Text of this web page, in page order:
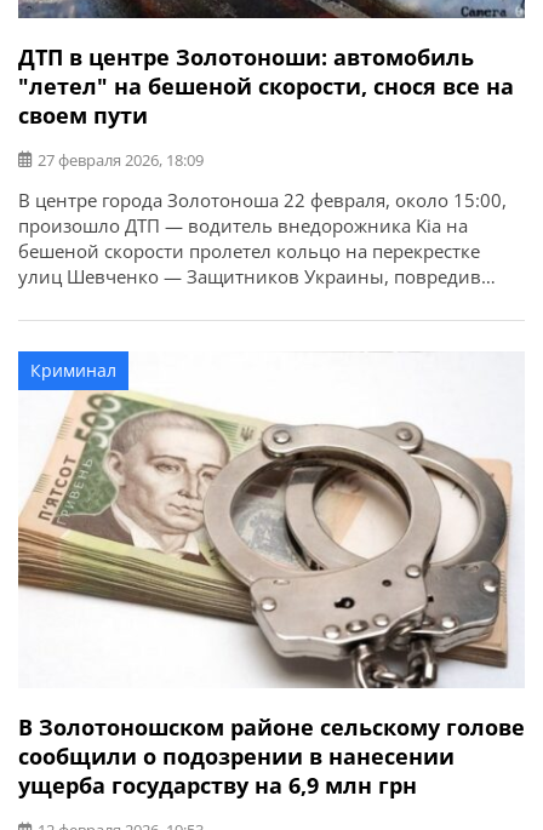
ДТП в центре Золотоноши: автомобиль
"летел" на бешеной скорости, снося все на
своем пути
27 февраля 2026, 18:09
В центре города Золотоноша 22 февраля, около 15:00,
произошло ДТП — водитель внедорожника Kia на
бешеной скорости пролетел кольцо на перекрестке
улиц Шевченко — Защитников Украины, повредив
знаки. Об этом сообщил заместитель городского головы
Золотоноши Александр Флоренко. Ему чудом удалось
не задеть другие автомобили, которые двигались по
центральной улице, […]
Криминал
В Золотоношском районе сельскому голове
сообщили о подозрении в нанесении
ущерба государству на 6,9 млн грн